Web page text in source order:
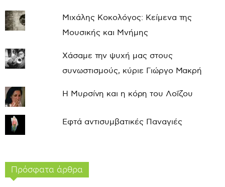
Μιχάλης Κοκολόγος: Κείμενα της
Μουσικής και Μνήμης
Χάσαμε την ψυχή μας στους
συνωστισμούς, κύριε Γιώργο Μακρή
Η Μυρσίνη και η κόρη του Λοΐζου
Εφτά αντισυμβατικές Παναγιές
Πρόσφατα άρθρα